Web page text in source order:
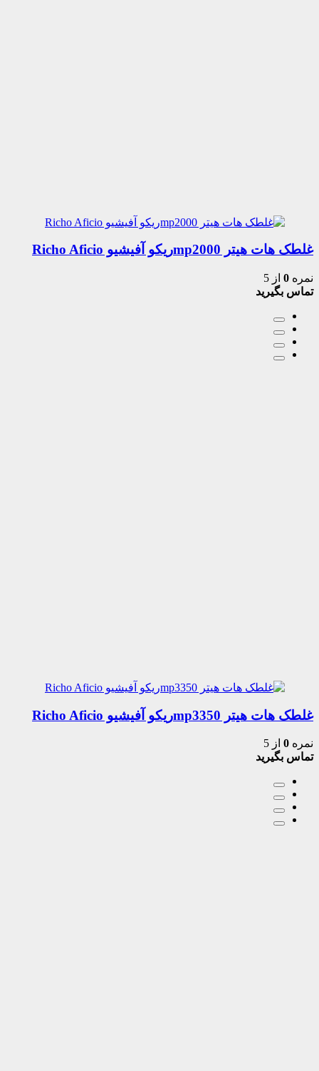
غلطک هات هیتر mp2000ریکو آفیشیو Richo Aficio
نمره 0 از 5
تماس بگیرید
غلطک هات هیتر mp3350ریکو آفیشیو Richo Aficio
نمره 0 از 5
تماس بگیرید